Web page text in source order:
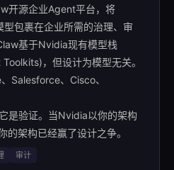
开源企业Agent平台，将
包裹在企业所需的治理、审
基于Nvidia现有模型栈
，但设计为模型无关。
Salesforce、Cisco、
验证。当Nvidia以你的架构
的架构已经赢了设计之争。
审计